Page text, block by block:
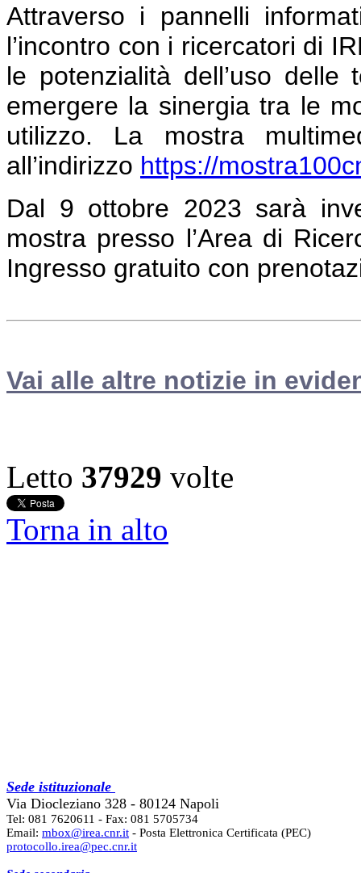
Attraverso i pannelli
l’incontro con i ricercatori di
le potenzialità dell’uso delle
emergere la sinergia tra le
utilizzo. La mostra
all’indirizzo https://
Dal 9 ottobre 2023 sarà
mostra presso l’Area di
Ingresso gratuito con
Vai alle altre notizie in
Letto 37929 volte
Torna in alto
Sede istituzionale
Via Diocleziano 328 - 80124 Napoli
Tel: 081 7620611 - Fax: 081 5705734
Email: mbox@irea.cnr.it - Posta Elettronica Certificata (PEC)
protocollo.irea@pec.cnr.it